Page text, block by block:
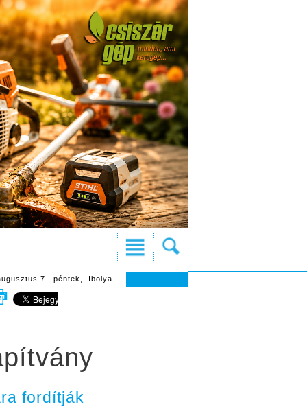
7., péntek, Ibolya
fordítják